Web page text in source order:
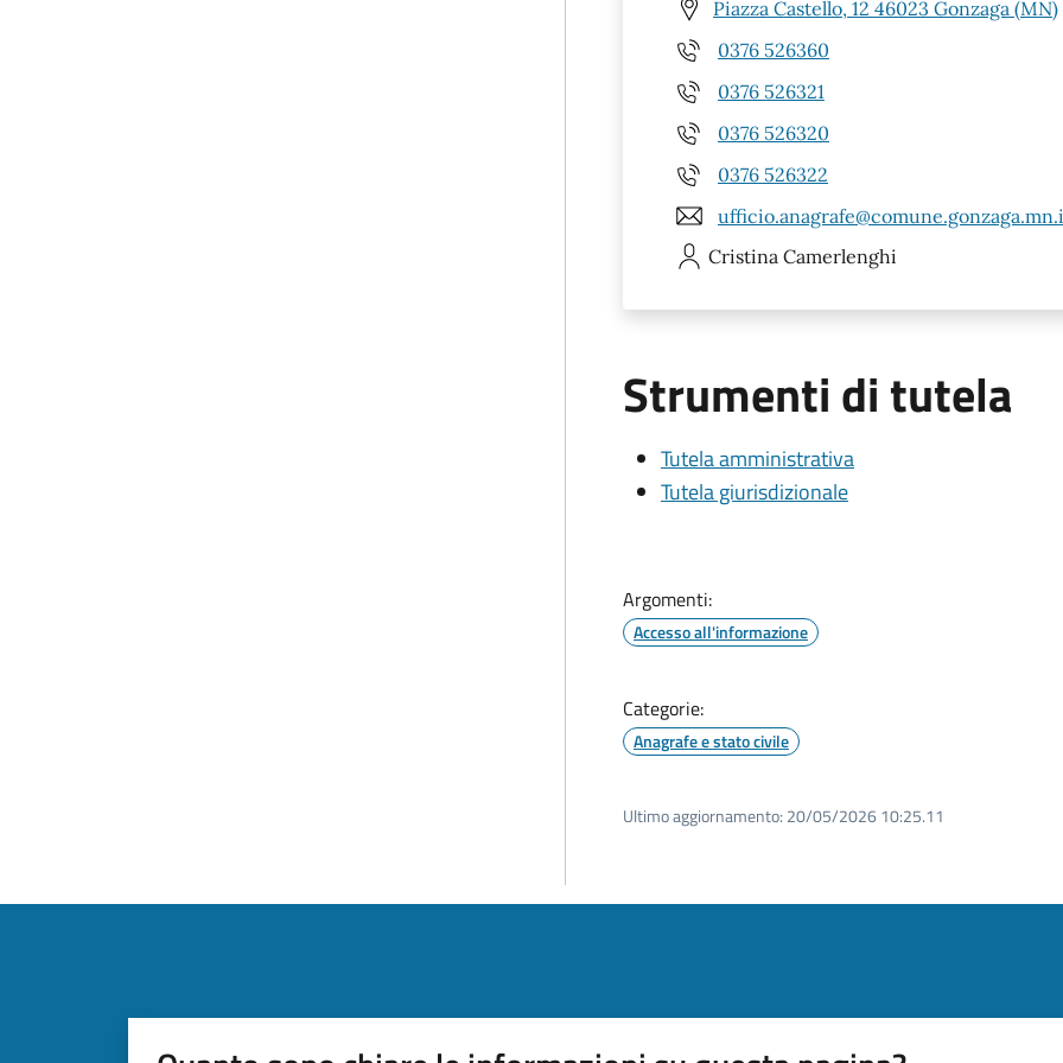
Piazza Castello, 12 46023 Gonzaga (MN)
0376 526360
0376 526321
0376 526320
0376 526322
Cristina Camerlenghi
Strumenti di tutela
Tutela amministrativa
Tutela giurisdizionale
Argomenti:
Accesso all'informazione
Categorie:
Anagrafe e stato civile
Ultimo aggiornamento: 20/05/2026 10:25.11